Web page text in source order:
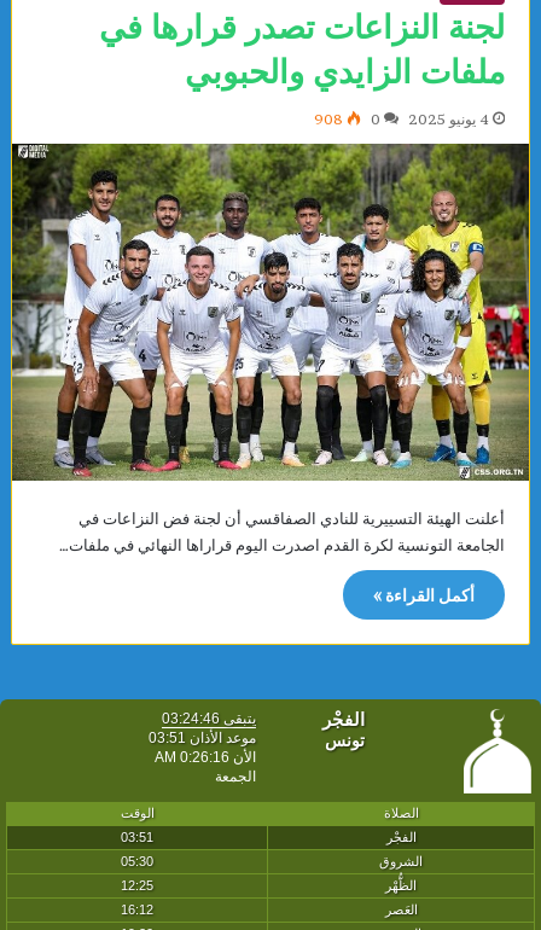
لجنة النزاعات تصدر قرارها في
ملفات الزايدي والحبوبي
4 يونيو 2025 0
908
أعلنت الهيئة التسييرية للنادي الصفاقسي أن لجنة فض النزاعات في
الجامعة التونسية لكرة القدم اصدرت اليوم قراراها النهائي في ملفات…
أكمل القراءة »